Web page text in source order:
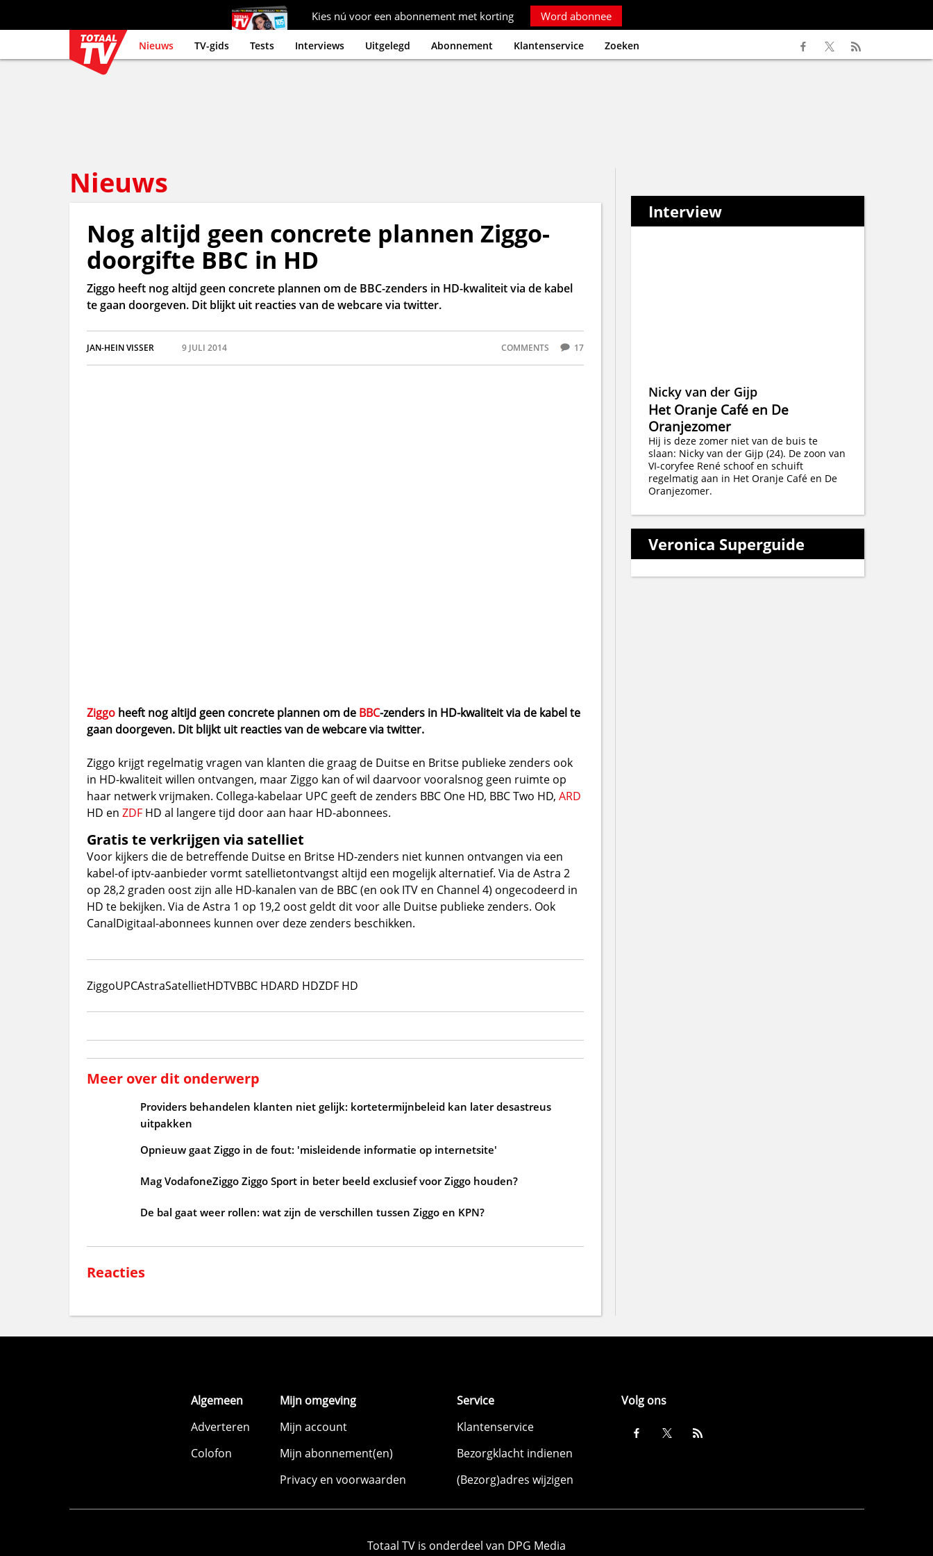
Kies nú voor een abonnement met korting Word abonnee
Nieuws TV-gids Tests Interviews Uitgelegd Abonnement Klantenservice Zoeken
Nieuws
Nog altijd geen concrete plannen Ziggo-
doorgifte BBC in HD
Ziggo heeft nog altijd geen concrete plannen om de BBC-zenders in HD-kwaliteit via de kabel
te gaan doorgeven. Dit blijkt uit reacties van de webcare via twitter.
JAN-HEIN VISSER 9 JULI 2014 COMMENTS 17
Ziggoheeft nog altijd geen concrete plannen om de BBC-zenders in HD-kwaliteit via de kabel te
gaan doorgeven. Dit blijkt uit reacties van de webcare via twitter.
Ziggo krijgt regelmatig vragen van klanten die graag de Duitse en Britse publieke zenders ook
in HD-kwaliteit willen ontvangen, maar Ziggo kan of wil daarvoor vooralsnog geen ruimte op
haar netwerk vrijmaken. Collega-kabelaar UPC geeft de zenders BBC One HD, BBC Two HD, ARD
HD en ZDFHD al langere tijd door aan haar HD-abonnees.
Gratis te verkrijgen via satelliet
Voor kijkers die de betreffende Duitse en Britse HD-zenders niet kunnen ontvangen via een
kabel-of iptv-aanbieder vormt satellietontvangst altijd een mogelijk alternatief. Via de Astra 2
op 28,2 graden oost zijn alle HD-kanalen van de BBC (en ook ITV en Channel 4) ongecodeerd in
HD te bekijken. Via de Astra 1 op 19,2 oost geldt dit voor alle Duitse publieke zenders. Ook
CanalDigitaal-abonnees kunnen over deze zenders beschikken.
ZiggoUPCAstraSatellietHDTVBBC HDARD HDZDF HD
Meer over dit onderwerp
Providers behandelen klanten niet gelijk: kortetermijnbeleid kan later desastreus
uitpakken
Opnieuw gaat Ziggo in de fout: 'misleidende informatie op internetsite'
Mag VodafoneZiggo Ziggo Sport in beter beeld exclusief voor Ziggo houden?
De bal gaat weer rollen: wat zijn de verschillen tussen Ziggo en KPN?
Reacties
Interview
Nicky van der Gijp
Het Oranje Café en De
Oranjezomer
Hij is deze zomer niet van de buis te
slaan: Nicky van der Gijp (24). De zoon van
VI-coryfee René schoof en schuift
regelmatig aan in Het Oranje Café en De
Oranjezomer.
Veronica Superguide
Algemeen
Adverteren
Colofon
Mijn omgeving
Mijn account
Mijn abonnement(en)
Privacy en voorwaarden
Service
Klantenservice
Bezorgklacht indienen
(Bezorg)adres wijzigen
Volg ons
Totaal TV is onderdeel van DPG Media